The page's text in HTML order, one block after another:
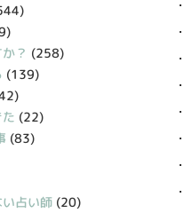
？ (258)
(139)
(22)
(83)
占い師 (20)